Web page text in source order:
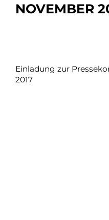
NOVEMBER
Einladung zur
2017